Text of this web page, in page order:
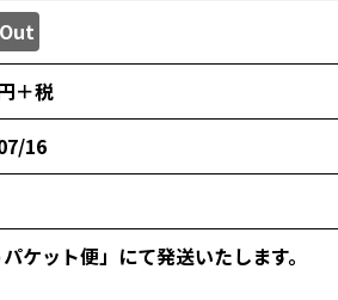
＋税
16
パケット便」にて発送いたします。